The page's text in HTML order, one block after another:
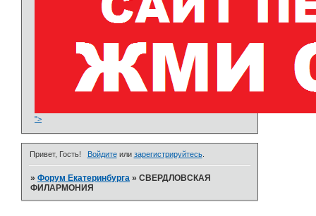
">
Привет, Гость! Войдитеили зарегистрируйтесь.
»Форум Екатеринбурга »СВЕРДЛОВСКАЯ
ФИЛАРМОНИЯ